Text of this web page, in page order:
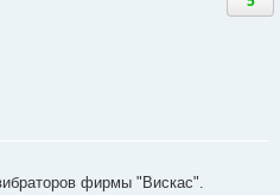
фирмы "Вискас".